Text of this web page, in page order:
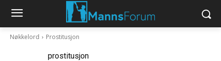
Nøkkelord Prostitusjon
prostitusjon